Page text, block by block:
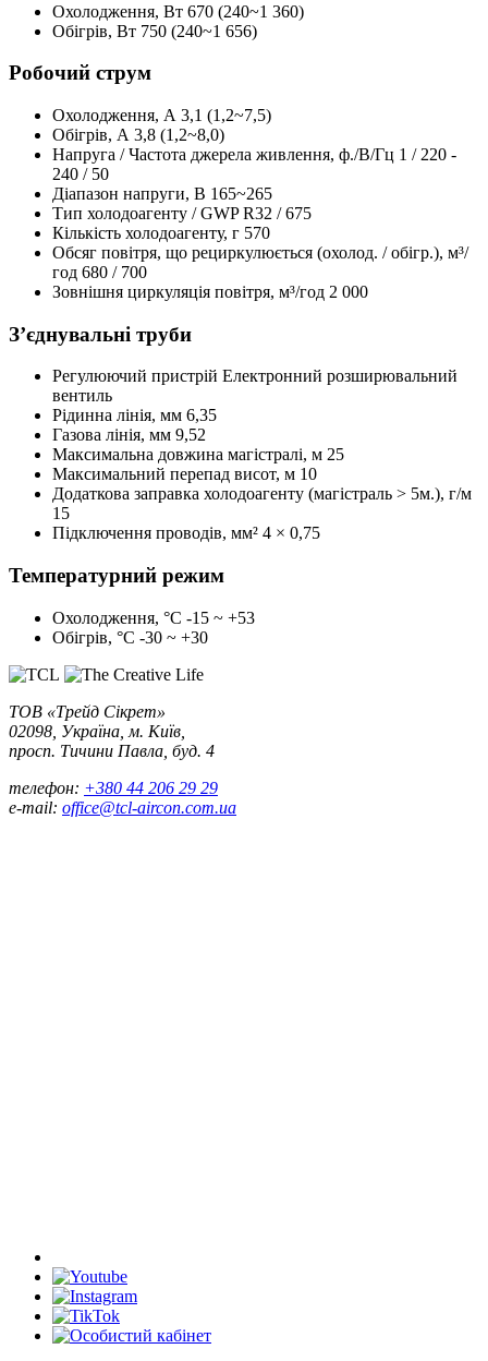
Охолодження, Вт 670 (240~1 360)
Обігрів, Вт 750 (240~1 656)
Робочий струм
Охолодження, А 3,1 (1,2~7,5)
Обігрів, А 3,8 (1,2~8,0)
Напруга / Частота джерела живлення, ф./В/Гц 1 / 220 -
240 / 50
Діапазон напруги, В 165~265
Тип холодоагенту / GWPR32 / 675
Кількість холодоагенту, г 570
Обсяг повітря, що рециркулюється (охолод. / обігр.), м³/
год 680 / 700
Зовнішня циркуляція повітря, м³/год 2 000
З’єднувальні труби
Регулюючий пристрій Електронний розширювальний
вентиль
Рідинна лінія, мм 6,35
Газова лінія, мм 9,52
Максимальна довжина магістралі, м 25
Максимальний перепад висот, м 10
Додаткова заправка холодоагенту (магістраль > 5м.), г/м
15
Підключення проводів, мм² 4 × 0,75
Температурний режим
Охолодження, °С -15 ~ +53
Обігрів, °С -30 ~ +30
ТОВ «Трейд Сікрет»
02098, Україна, м. Київ,
просп. Тичини Павла, буд. 4
телефон: +380 44 206 29 29
e-mail: office@tcl-aircon.com.ua